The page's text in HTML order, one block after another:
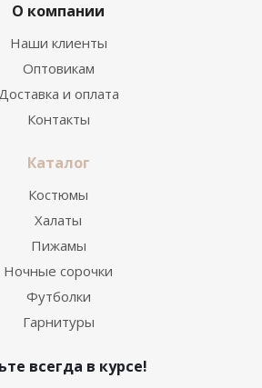
О компании
Наши клиенты
Оптовикам
и оплата
Контакты
Каталог
Костюмы
Халаты
Пижамы
Ночные сорочки
Футболки
Гарнитуры
всегда в курсе!